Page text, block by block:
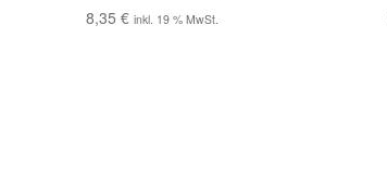
8,35€ inkl. 19 % MwSt.